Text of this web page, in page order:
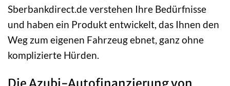
Sberbankdirect.de verstehen Ihre Bedürfnisse
und haben ein Produkt entwickelt, das Ihnen den
Weg zum eigenen Fahrzeug ebnet, ganz ohne
komplizierte Hürden.
Die Azubi-Autofinanzierung von